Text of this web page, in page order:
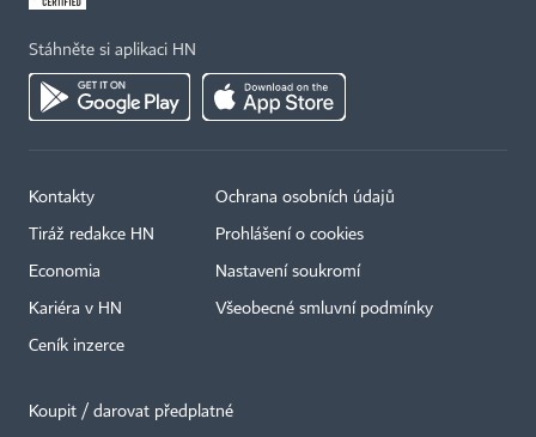
Stáhněte si aplikaci HN
Kontakty
Tiráž redakce HN
Economia
Kariéra v HN
Ceník inzerce
Ochrana osobních údajů
Prohlášení o cookies
Nastavení soukromí
Všeobecné smluvní podmínky
Koupit / darovat předplatné